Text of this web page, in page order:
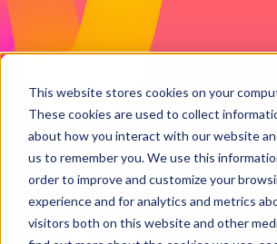
This website stores cookies on your
These cookies are used to collect
about how you interact with our website
us to remember you. We use this
order to improve and customize your
experience and for analytics and metrics
visitors both on this website and other
Impact
Work
THEMA: SKILLS-BASED
Skills